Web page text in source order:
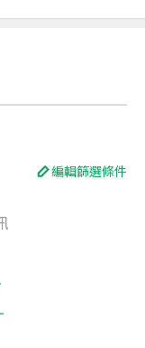
編輯篩選條件